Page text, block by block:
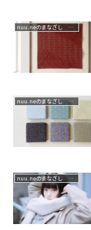
nuu.neのまなざし 祈りの哲学
nuu.neのまなざし 祈りの哲学
nuu.neのまなざし 祈りの哲学